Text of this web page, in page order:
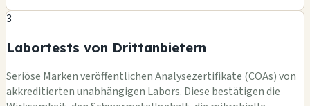
3
Labortests von Drittanbietern
Seriöse Marken veröffentlichen Analysezertifikate (COAs) von
akkreditierten unabhängigen Labors. Diese bestätigen die